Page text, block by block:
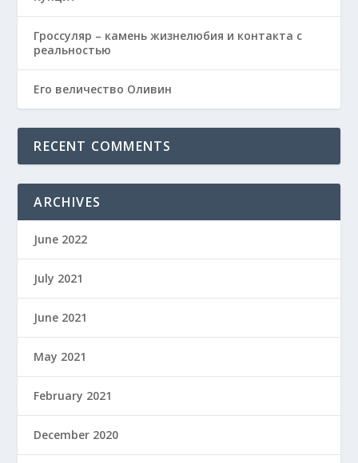
Гроссуляр – камень жизнелюбия и контакта с
реальностью
Его величество Оливин
RECENT COMMENTS
ARCHIVES
June 2022
July 2021
June 2021
May 2021
February 2021
December 2020